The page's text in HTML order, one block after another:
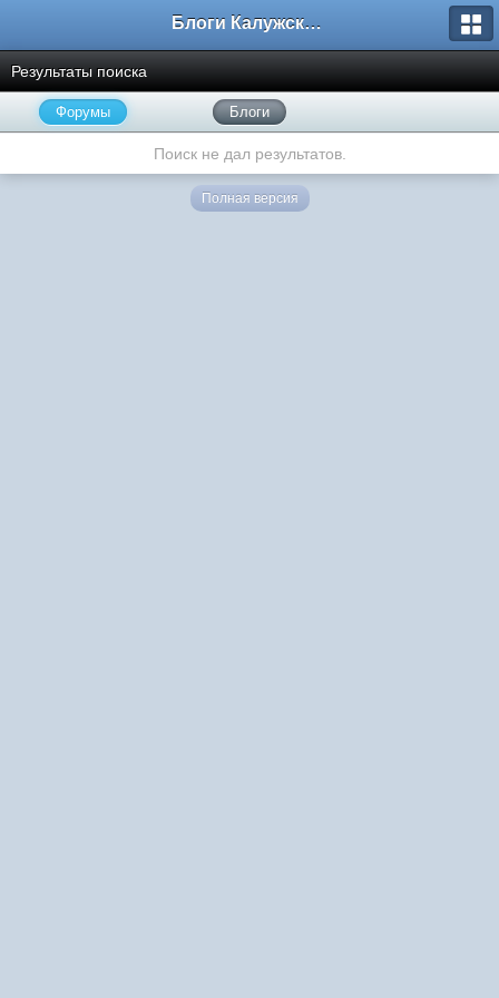
Блоги Калужского перекрестка
Результаты поиска
Форумы Блоги
Поиск не дал результатов.
Полная версия